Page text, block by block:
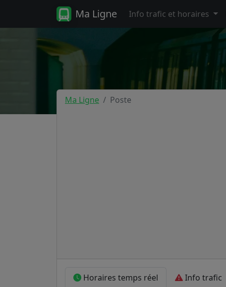
Ma Ligne Info trafic et horaires
Ma Ligne Poste
Horaires temps réel Info trafic